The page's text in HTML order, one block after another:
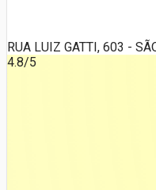
RUA LUIZ GATTI, 603 -
4.8/5